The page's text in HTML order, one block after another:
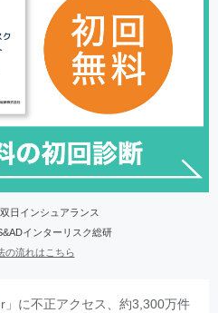
日インシュアランス
インターリスク総研
の流れはこちら
」に不正アクセス、約3,300万件